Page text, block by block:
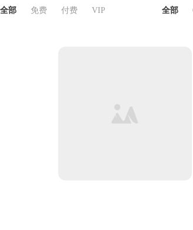
全部 免费 付费 VIP 全部